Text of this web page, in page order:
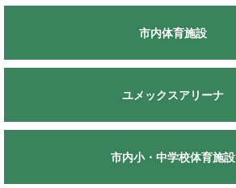
市内体育施設
ユメックスアリーナ
市内小・中学校体育施設